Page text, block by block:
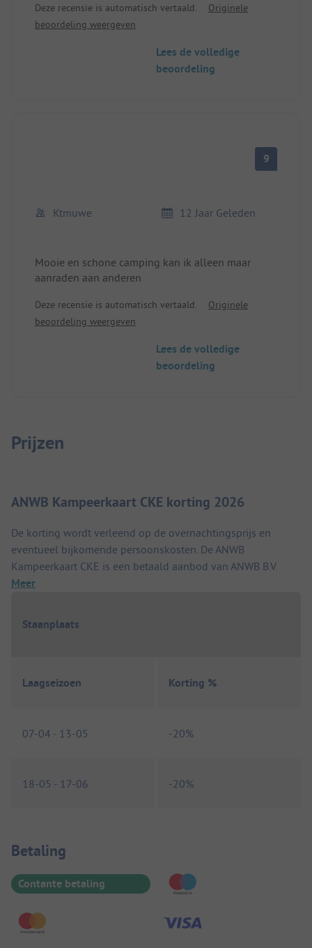
tijd en zonder complicaties een bungalow kregen
totdat de camper terugkwam van de reparatie.
geweest in de korte tijd. We zouden de camping
keer op keer aanbevelen, omdat het personeel erg
Deze recensie is automatisch vertaald.
Originele
beoordeling weergeven
Lees de volledige
beoordeling
9
Ktmuwe 12 Jaar Geleden
Mooie en schone camping kan ik alleen maar
aanraden aan anderen
Deze recensie is automatisch vertaald.
Originele
beoordeling weergeven
Lees de volledige
beoordeling
Prijzen
ANWB Kampeerkaart CKE korting 2026
De korting wordt verleend op de overnachtingsprijs en
eventueel bijkomende persoonskosten. De ANWB
Kampeerkaart CKE is een betaald aanbod van ANWB B.V.
Meer
Staanplaats
Laagseizoen Korting %
07-04 - 13-05 -20%
18-05 - 17-06 -20%
Betaalinformatie
Betaling
Contante betaling